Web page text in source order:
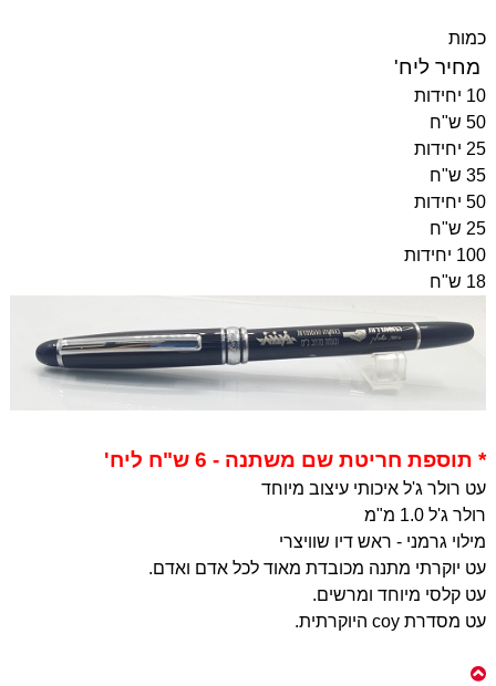
כמות
מחיר ליח'
10 יחידות
50 ש"ח
25 יחידות
35 ש"ח
50 יחידות
25 ש"ח
100 יחידות
18 ש"ח
* תוספת חריטת שם משתנה - 6 ש"ח ליח'
עט רולר ג'ל איכותי עיצוב מיוחד
רולר ג'ל 1.0 מ"מ
מילוי גרמני - ראש דיו שוויצרי
עט יוקרתי מתנה מכובדת מאוד לכל אדם ואדם.
עט קלסי מיוחד ומרשים.
עט מסדרת coy היוקרתית.